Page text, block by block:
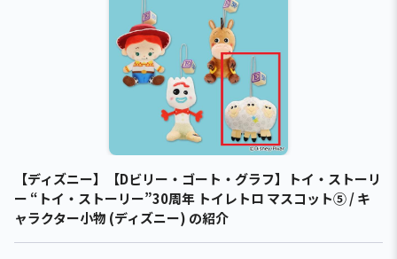
【ディズニー】【Dビリー・ゴート・グラフ】トイ・ストーリ
ー “トイ・ストーリー”30周年 トイレトロ マスコット⑤ / キ
ャラクター小物 (ディズニー) の紹介